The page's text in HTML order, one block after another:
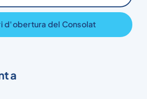
d'obertura del Consolat
a